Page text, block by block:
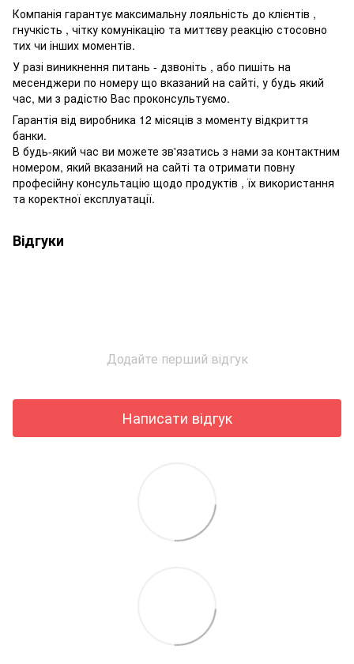
Компанія гарантує максимальну лояльність до клієнтів ,
гнучкість , чітку комунікацію та миттєву реакцію стосовно
тих чи інших моментів.
У разі виникнення питань - дзвоніть , або пишіть на
месенджери по номеру що вказаний на сайті, у будь який
час, ми з радістю Вас проконсультуємо.
Гарантія від виробника 12 місяців з моменту відкриття
банки.
В будь-який час ви можете зв'язатись з нами за контактним
номером, який вказаний на сайті та отримати повну
професійну консультацію щодо продуктів , їх використання
та коректної експлуатації.
Відгуки
Додайте перший відгук
Написати відгук